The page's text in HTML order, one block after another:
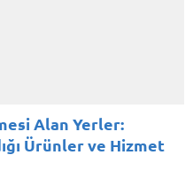
Alan Yerler:
Ürünler ve Hizmet